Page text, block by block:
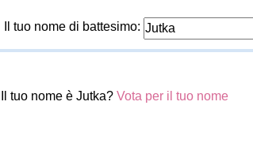
Il tuo nome di battesimo:
Il tuo nome è Jutka? Vota per il tuo nome